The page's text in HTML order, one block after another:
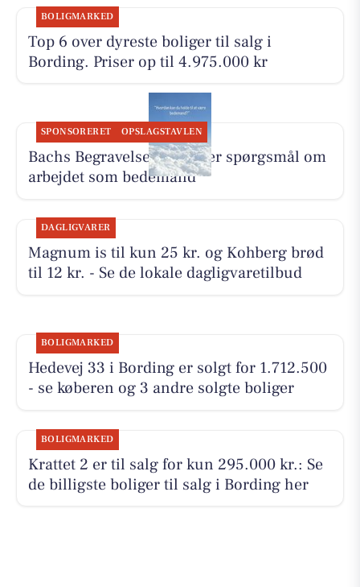
BOLIGMARKED
Top 6 over dyreste boliger til salg i
Bording. Priser op til 4.975.000 kr
SPONSORERET OPSLAGSTAVLEN
Bachs Begravelser besvarer spørgsmål om
arbejdet som bedemand
DAGLIGVARER
Magnum is til kun 25 kr. og Kohberg brød
til 12 kr. - Se de lokale dagligvaretilbud
BOLIGMARKED
Hedevej 33 i Bording er solgt for 1.712.500
- se køberen og 3 andre solgte boliger
BOLIGMARKED
Krattet 2 er til salg for kun 295.000 kr.: Se
de billigste boliger til salg i Bording her